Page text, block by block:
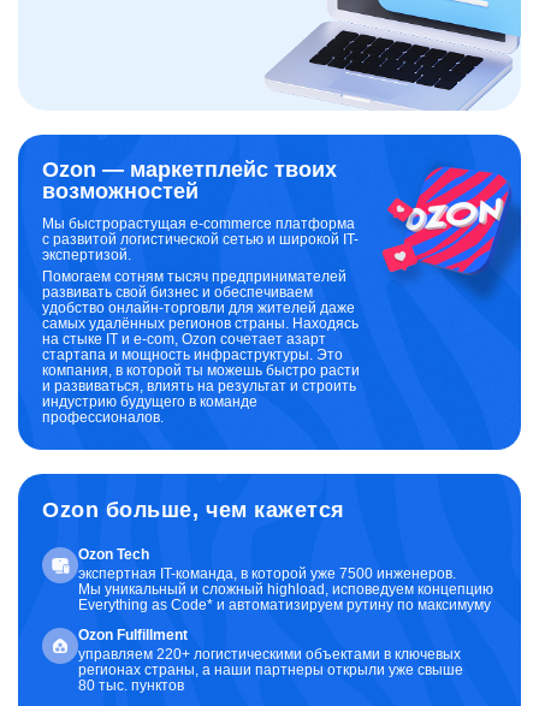
Ozon — маркетплейс твоих
возможностей
Мы быстрорастущая e-commerce платформа
с развитой логистической сетью и широкой IT-
экспертизой.
Помогаем сотням тысяч предпринимателей
развивать свой бизнес и обеспечиваем
удобство онлайн-торговли для жителей даже
самых удалённых регионов страны. Находясь
на стыке IT и e-com, Ozon сочетает азарт
стартапа и мощность инфраструктуры. Это
компания, в которой ты можешь быстро расти
и развиваться, влиять на результат и строить
индустрию будущего в команде
профессионалов.
Ozon больше, чем кажется
Ozon Tech
экспертная IT-команда, в которой уже 7500 инженеров.
Мы уникальный и сложный highload, исповедуем концепцию
Everything as Code* и автоматизируем рутину по максимуму
Ozon Fulfillment
управляем 220+ логистическими объектами в ключевых
регионах страны, а наши партнеры открыли уже свыше
80 тыс. пунктов